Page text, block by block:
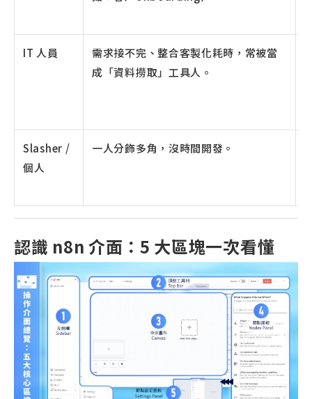
IT 人員
需求接不完、整合客製化耗時，常被當
成「資料撈取」工具人。
Slasher /
個人
一人分飾多角，沒時間開發。
認識 n8n 介面：5 大區塊一次看懂